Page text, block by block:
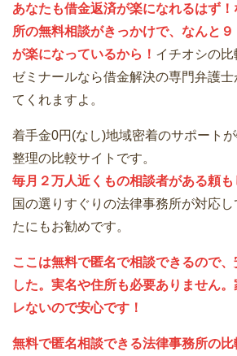
あなたも借金返済が楽になれるはず
所の無料相談がきっかけで、なんと
が楽になっているから！ イチオシの
ゼミナールなら借金解決の専門弁護
てくれますよ。
着手金0円(なし)地域密着のサポート
整理の比較サイトです。
毎月２万人近くもの相談者がある頼も
国の選りすぐりの法律事務所が対応
たにもお勧めです。
ここは無料で匿名で相談できるので
した。実名や住所も必要ありません
レないので安心です！
無料で匿名相談できる法律事務所の